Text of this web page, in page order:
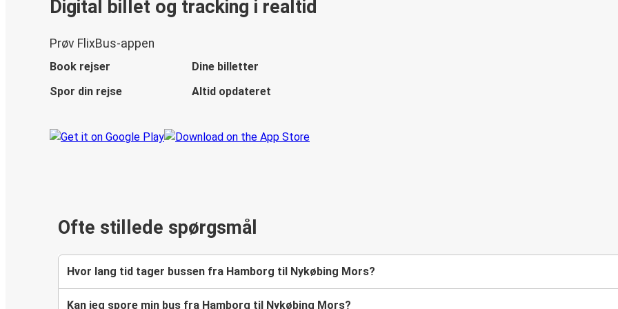
Digital billet og tracking i realtid
Prøv FlixBus-appen
Book rejser
Dine billetter
Spor din rejse
Altid opdateret
Ofte stillede spørgsmål
Hvor lang tid tager bussen fra Hamborg til Nykøbing Mors?
Kan jeg spore min bus fra Hamborg til Nykøbing Mors?